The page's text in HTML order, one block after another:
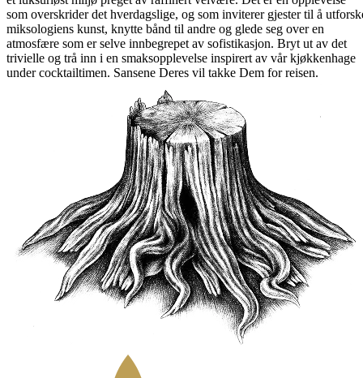
som overskrider det hverdagslige, og som inviterer gjester til å
miksologiens kunst, knytte bånd til andre og glede seg over en
atmosfære som er selve innbegrepet av sofistikasjon. Bryt ut av det
trivielle og trå inn i en smaksopplevelse inspirert av vår kjøkkenhage
under cocktailtimen. Sansene Deres vil takke Dem for reisen.